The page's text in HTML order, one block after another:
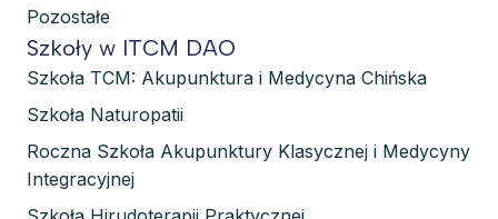
Pozostałe
Szkoły w ITCM DAO
Szkoła TCM: Akupunktura i Medycyna Chińska
Szkoła Naturopatii
Roczna Szkoła Akupunktury Klasycznej i Medycyny
Integracyjnej